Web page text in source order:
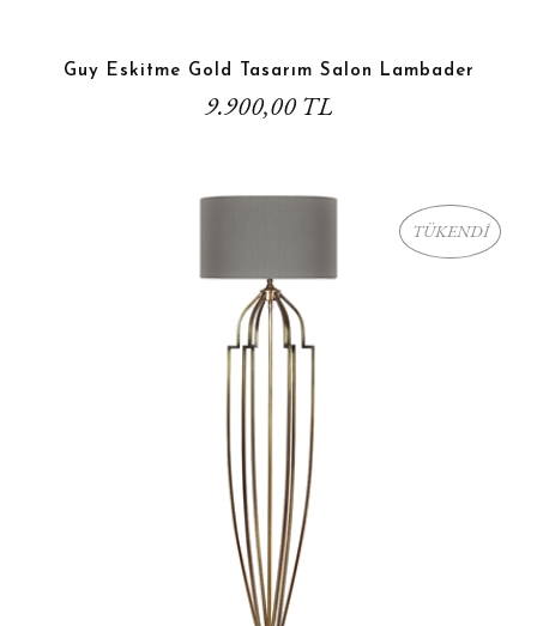
Guy Eskitme Gold Tasarım Salon Lambader
9.900,00 TL
TÜKENDİ